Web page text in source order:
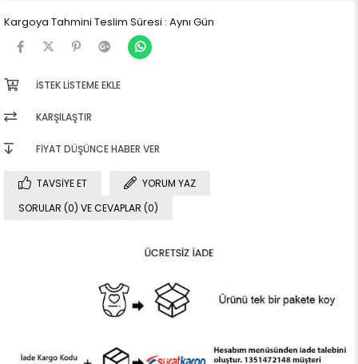
Kargoya Tahmini Teslim Süresi : Aynı Gün
İSTEK LISTEME EKLE
KARŞILAŞTIR
FIYAT DÜŞÜNCE HABER VER
TAVSIYE ET
YORUM YAZ
SORULAR (0) VE CEVAPLAR (0)